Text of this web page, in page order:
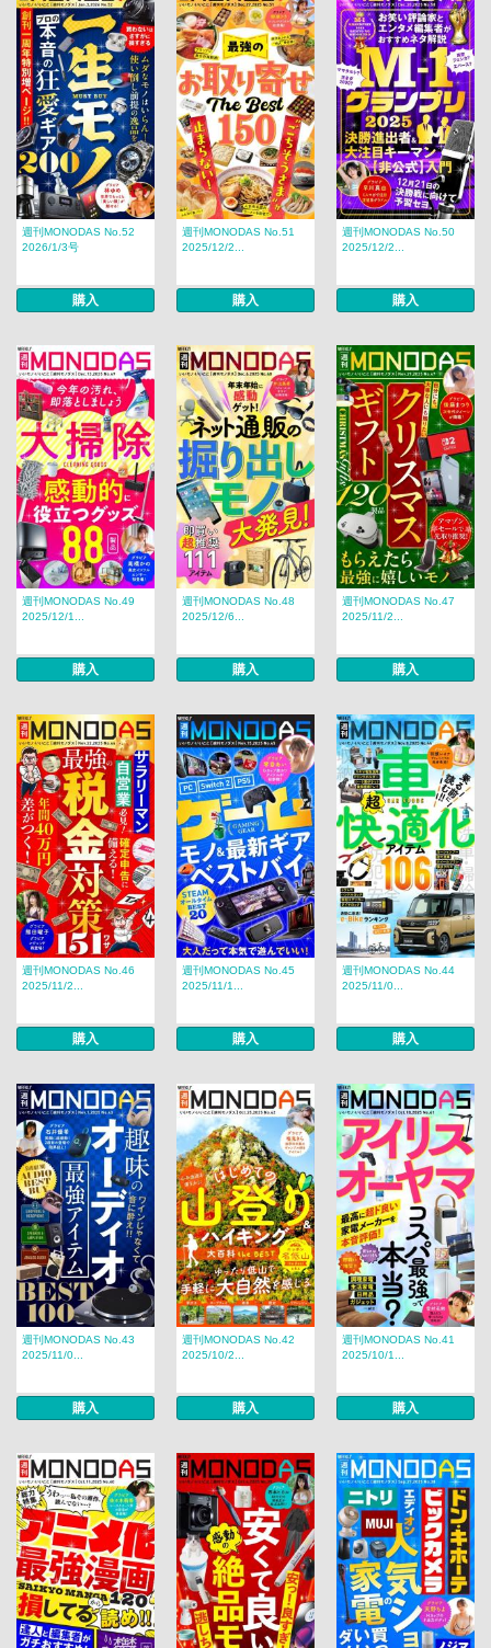
週刊MONODAS No.52
2026/1/3号
購入
週刊MONODAS No.51
2025/12/2...
購入
週刊MONODAS No.50
2025/12/2...
購入
週刊MONODAS No.49
2025/12/1...
購入
週刊MONODAS No.48
2025/12/6...
購入
週刊MONODAS No.47
2025/11/2...
購入
週刊MONODAS No.46
2025/11/2...
購入
週刊MONODAS No.45
2025/11/1...
購入
週刊MONODAS No.44
2025/11/0...
購入
週刊MONODAS No.43
2025/11/0...
購入
週刊MONODAS No.42
2025/10/2...
購入
週刊MONODAS No.41
2025/10/1...
購入